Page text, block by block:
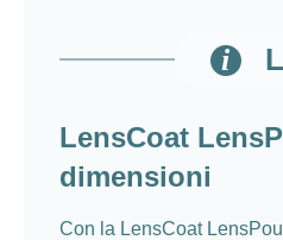
LensCoat
dimensioni
Con la LensCoat